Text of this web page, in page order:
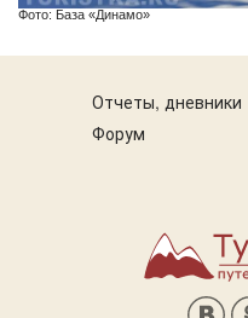
Фото: База «Динамо»
Отчеты, дневники
Форум